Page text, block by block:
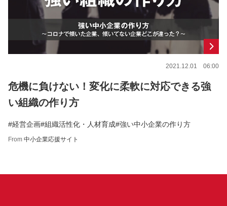
2021.12.01 06:00
危機に負けない！変化に柔軟に対応できる強
い組織の作り方
#経営企画#組織活性化・人材育成#強い中小企業の作り方
From 中小企業応援サイト